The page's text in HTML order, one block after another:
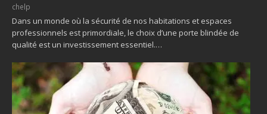
chelp
Dans un monde où la sécurité de nos habitations et espaces
professionnels est primordiale, le choix d’une porte blindée de
qualité est un investissement essentiel.…